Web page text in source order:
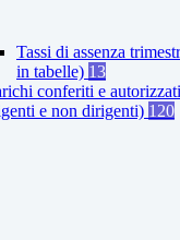
Tassi di assenza
in tabelle) 13
conferiti e
e non dirigenti) 120